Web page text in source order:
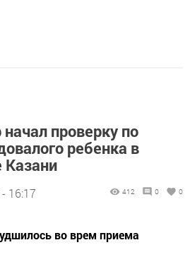
проверку по
ребенка в
Казани
16:17 412 0 0
во врем приема